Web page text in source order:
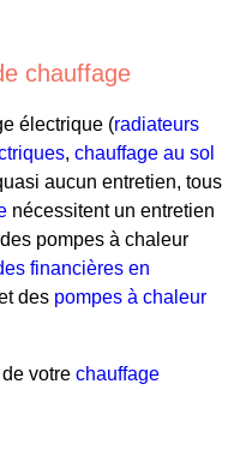
chauffage
électrique (radiateurs
, chauffage au sol
aucun entretien, tous
nécessitent un entretien
pompes à chaleur
financières en
des pompes à chaleur
votre chauffage